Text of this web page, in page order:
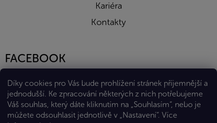
Díky cookies pro Vás bude prohlížení stránek příjemnější a
jednodušší. Ke zpracování některých z nich potřebujeme
Váš souhlas, který dáte kliknutím na „Souhlasím“, nebo je
můžete odsouhlasit jednotlivě v „Nastavení“. Více
Kariéra
Kontakty
FACEBOOK